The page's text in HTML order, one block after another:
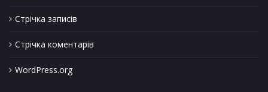
Стрічка записів
Стрічка коментарів
WordPress.org